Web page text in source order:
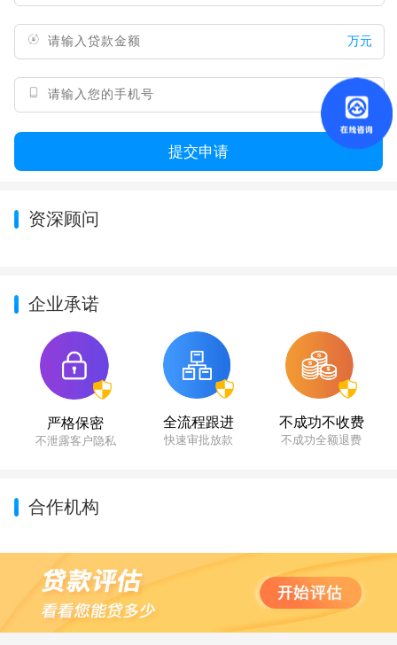
万元
提交申请
资深顾问
企业承诺
严格保密
不泄露客户隐私
全流程跟进
快速审批放款
不成功不收费
不成功全额退费
合作机构